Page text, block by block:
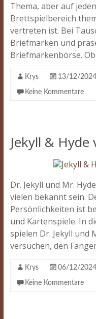
Thema, aber auf
Brettspielbereich
vertreten ist. Bei
Briefmarken und
Briefmarkenbörse.
Krys 13/12/2024
Keine Kommentare
Jekyll & Hyde
Dr. Jekyll und Mr.
vielen bekannt sein.
Persönlichkeiten ist
und Kartenspiele. In
spielen Dr. Jekyll und
versuchen, den
Krys 06/12/2024
Keine Kommentare